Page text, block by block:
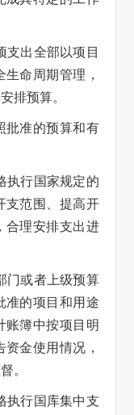
出全部以项目
命周期管理，
排预算。
准的预算和有
行国家规定的
支范围、提高开
合理安排支出进
或者上级预算
准的项目和用途
账簿中按项目明
金使用情况，
。
行国库集中支